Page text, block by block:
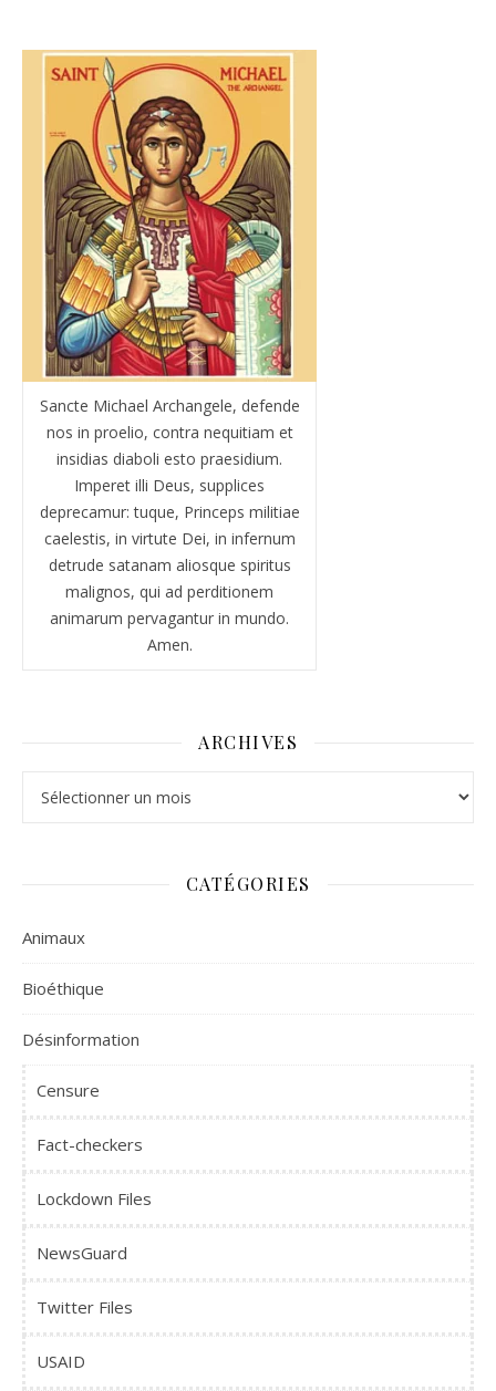
Sancte Michael Archangele, defende
nos in proelio, contra nequitiam et
insidias diaboli esto praesidium.
Imperet illi Deus, supplices
deprecamur: tuque, Princeps militiae
caelestis, in virtute Dei, in infernum
detrude satanam aliosque spiritus
malignos, qui ad perditionem
animarum pervagantur in mundo.
Amen.
ARCHIVES
CATÉGORIES
Animaux
Bioéthique
Désinformation
Censure
Fact-checkers
Lockdown Files
NewsGuard
Twitter Files
USAID